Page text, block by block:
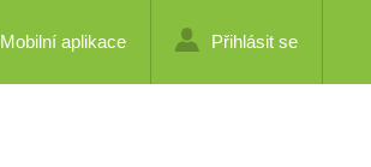
Mobilní aplikace Přihlásit se